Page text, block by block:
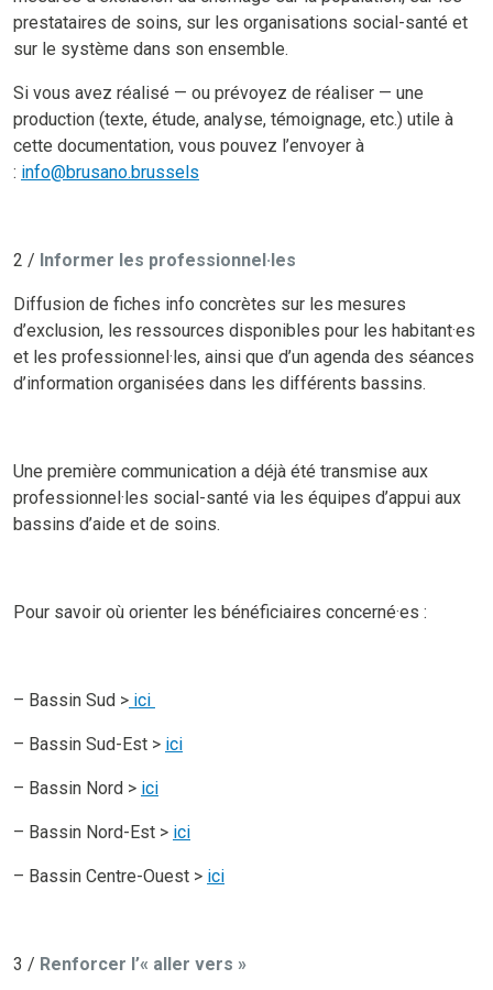
prestataires de soins, sur les organisations social-santé et
sur le système dans son ensemble.
Si vous avez réalisé — ou prévoyez de réaliser — une
production (texte, étude, analyse, témoignage, etc.) utile à
cette documentation, vous pouvez l’envoyer à
: info@brusano.brussels
2 / Informer les professionnel·les
Diffusion de fiches info concrètes sur les mesures
d’exclusion, les ressources disponibles pour les habitant·es
et les professionnel·les, ainsi que d’un agenda des séances
d’information organisées dans les différents bassins.
Une première communication a déjà été transmise aux
professionnel·les social-santé via les équipes d’appui aux
bassins d’aide et de soins.
Pour savoir où orienter les bénéficiaires concerné·es :
– Bassin Sud > ici
– Bassin Sud-Est > ici
– Bassin Nord > ici
– Bassin Nord-Est > ici
– Bassin Centre-Ouest > ici
3 / Renforcer l’« aller vers »